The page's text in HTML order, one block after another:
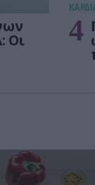
Οι
4